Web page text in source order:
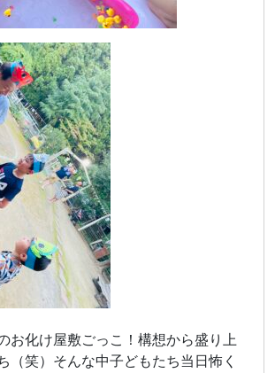
お化け屋敷ごっこ！構想から盛り上
（笑）そんな中子どもたち当日怖く